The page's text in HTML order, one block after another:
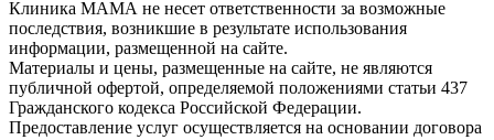
Клиника МАМА не несет ответственности за возможные
последствия, возникшие в результате использования
информации, размещенной на сайте.
Материалы и цены, размещенные на сайте, не являются
публичной офертой, определяемой положениями статьи 437
Гражданского кодекса Российской Федерации.
Предоставление услуг осуществляется на основании договора